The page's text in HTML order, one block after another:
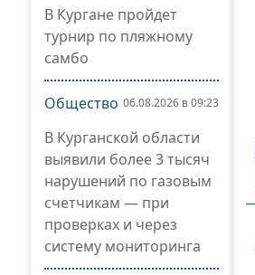
В Кургане пройдет
турнир по пляжному
самбо
Общество 06.08.2026 в 09:23
В Курганской области
выявили более 3 тысяч
нарушений по газовым
счетчикам — при
проверках и через
систему мониторинга